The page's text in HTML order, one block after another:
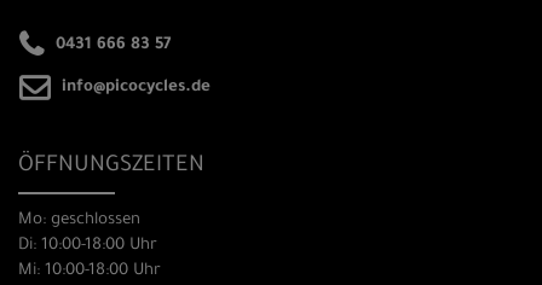
0431 666 83 57
info@picocycles.de
ÖFFNUNGSZEITEN
Mo: geschlossen
Di: 10:00-18:00 Uhr
Mi: 10:00-18:00 Uhr